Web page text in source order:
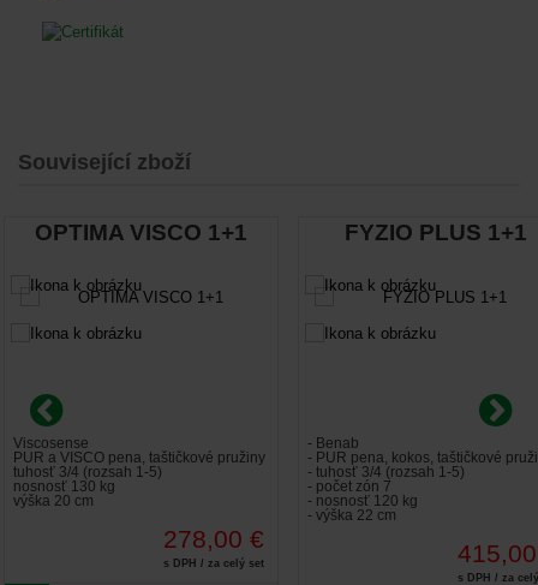
Související zboží
OPTIMA VISCO 1+1
Viscosense
PUR a VISCO pena, taštičkové pružiny
tuhosť 3/4 (rozsah 1-5)
nosnosť 130 kg
výška 20 cm
278,00 €
s DPH / za celý set
FYZIO PLUS 1+1
- Benab
- PUR pena, kokos, taštičkové
- tuhosť 3/4 (rozsah 1-5)
- počet zón 7
- nosnosť 120 kg
- výška 22 cm
s DPH / za